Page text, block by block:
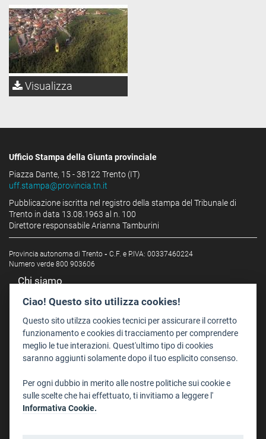
Visualizza
Ufficio Stampa della Giunta provinciale
Piazza Dante, 15 - 38122 Trento (IT)
uff.stampa@provincia.tn.it
Pubblicazione iscritta nel registro della stampa del Tribunale di
Trento in data 13.08.1963 al n. 100
Direttore responsabile Arianna Tamburini
Provincia autonoma di Trento - C.F. e P.IVA: 00337460224
Numero verde 800 903606
Chi siamo
Redazione
Staff
Format - Centro Audiovisivi
Trentino Film Commission
Dove Siamo
Struttura di riferimento
Ciao! Questo sito utilizza cookies!
Questo sito utilzza cookies tecnici per assicurare il corretto
funzionamento e cookies di tracciamento per comprendere
meglio le tue interazioni. Quest'ultimo tipo di cookies
saranno aggiunti solamente dopo il tuo esplicito consenso.
Per ogni dubbio in merito alle nostre politiche sui cookie e
sulle scelte che hai effettuato, ti invitiamo a leggere l'
Informativa Cookie.